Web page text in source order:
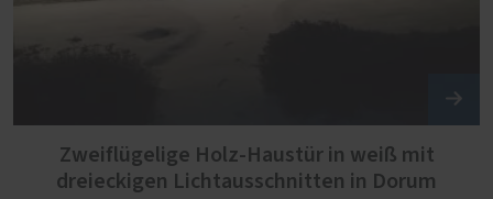
Zweiflügelige Holz-Haustür in weiß mit
dreieckigen Lichtausschnitten in Dorum